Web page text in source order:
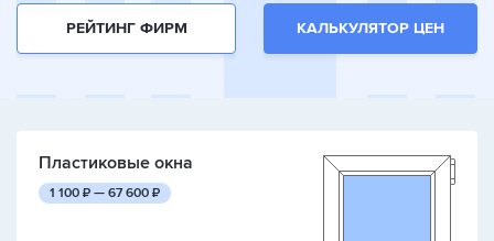
РЕЙТИНГ ФИРМ КАЛЬКУЛЯТОР ЦЕН
Пластиковые окна
1 100 руб.
₽ — 67 600 руб.
₽